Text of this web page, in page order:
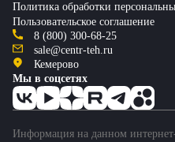
Политика обработки
Пользовательское соглашение
8 (800) 300-68-25
sale@centr-teh.ru
Кемерово
Мы в соцсетях
Информация на данном